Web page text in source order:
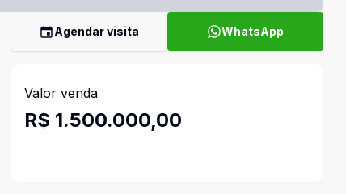
Agendar visita WhatsApp
Valor venda
R$ 1.500.000,00